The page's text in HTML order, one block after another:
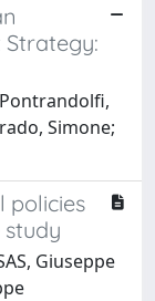
Pontrandolfi,
Simone;
policies
Giuseppe